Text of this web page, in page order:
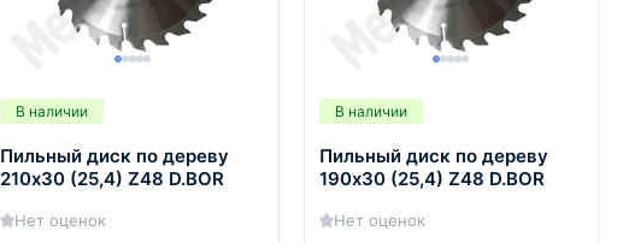
В наличии
Пильный диск по дереву
210х30 (25,4) Z48 D.BOR
Нет оценок
В наличии
Пильный диск по дереву
190х30 (25,4) Z48 D.BOR
Нет оценок